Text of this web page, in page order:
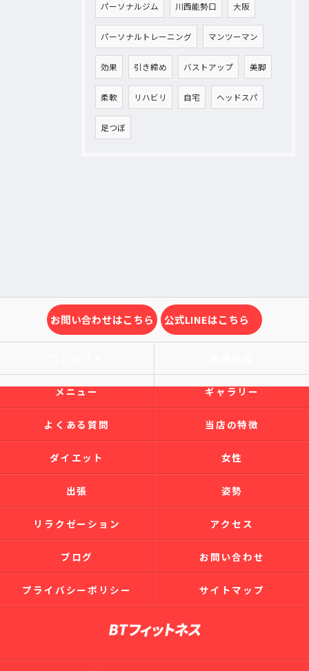
パーソナルジム 川西能勢口 大阪
パーソナルトレーニング マンツーマン
効果 引き締め バストアップ 美脚
柔軟 リハビリ 自宅 ヘッドスパ
足つぼ
お問い合わせはこちら 公式LINEはこちら
メニュー ギャラリー
よくある質問 当店の特徴
ダイエット 女性
出張 姿勢
リラクゼーション アクセス
ブログ お問い合わせ
プライバシーポリシー サイトマップ